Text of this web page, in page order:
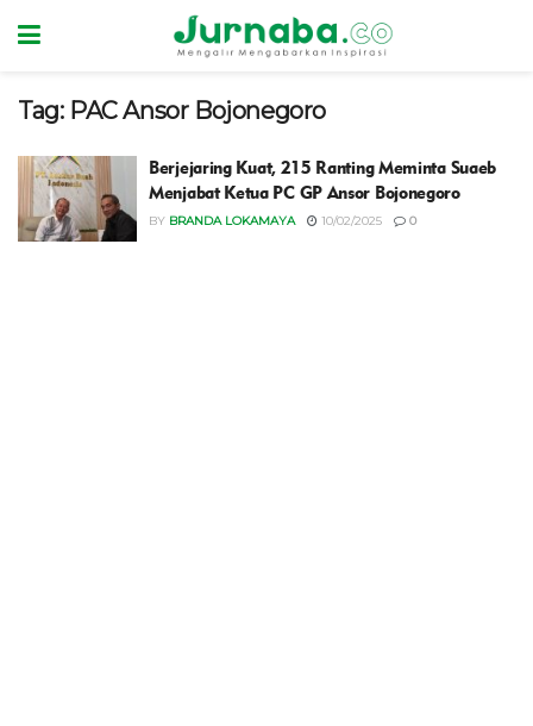
Tag: PAC Ansor Bojonegoro
Berjejaring Kuat, 215 Ranting Meminta Suaeb
Menjabat Ketua PC GP Ansor Bojonegoro
BY BRANDA LOKAMAYA 10/02/2025 0